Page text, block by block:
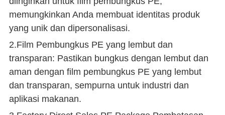
memungkinkan Anda membuat identitas produk
yang unik dan dipersonalisasi.
2.Film Pembungkus PE yang lembut dan
transparan: Pastikan bungkus dengan lembut dan
aman dengan film pembungkus PE yang lembut
dan transparan, sempurna untuk industri dan
aplikasi makanan.